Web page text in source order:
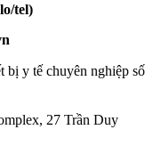
tel)
bị y tế chuyên nghiệp số
27 Trần Duy